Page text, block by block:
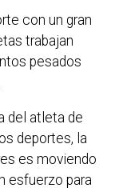
con un gran
trabajan
pesados
del atleta de
deportes, la
es moviendo
esfuerzo para